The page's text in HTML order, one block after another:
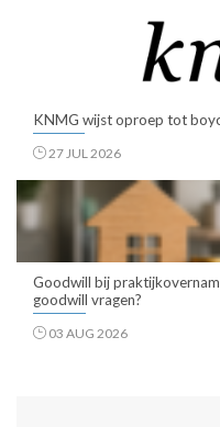
KNMG wijst oproep tot
27 JUL 2026
Goodwill bij
goodwill vragen?
03 AUG 2026